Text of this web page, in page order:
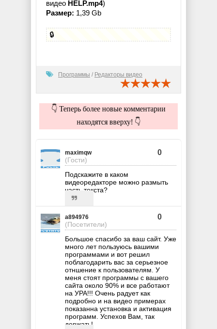
видео HELP.mp4)
Размер: 1,39 Gb
🔒
Программы / Редакторы видео
👇 Теперь более новые комментарии
находятся вверху! 👇
maximqw
(Гости)
0
Подскажите в каком
видеоредакторе можно размыть
часть текста?
a894976
(Посетители)
0
Большое спасибо за ваш сайт. Уже
много лет пользуюсь вашими
программами и вот решил
поблагодарить вас за серьезное
отншение к пользователям. У
меня стоят программы с вашего
сайта около 90% и все работают
на УРА!!! Очень радует как
подробно и на видео примерах
показанна установка и активация
программ. Успехов Вам, так
держать!